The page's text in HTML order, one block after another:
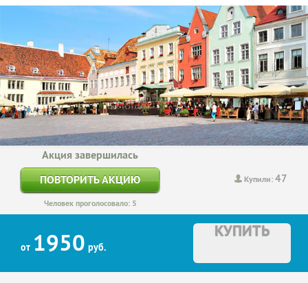
Купили:47
Акция завершилась
ПОВТОРИТЬ АКЦИЮ
Человек проголосовало: 5
от 1950 руб.
КУПИТЬ